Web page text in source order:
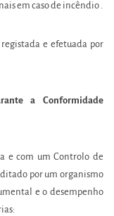
em caso de incêndio .
e efetuada por
a Conformidade
e com um Controlo de
por um organismo
e o desempenho